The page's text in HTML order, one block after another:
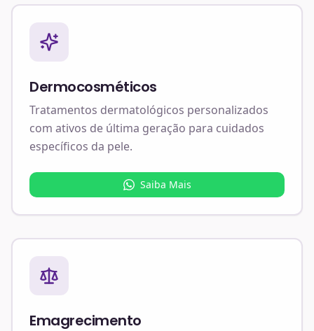
Dermocosméticos
Tratamentos dermatológicos personalizados
com ativos de última geração para cuidados
específicos da pele.
Saiba Mais
Emagrecimento